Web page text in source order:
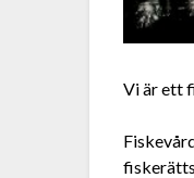
Vi är ett